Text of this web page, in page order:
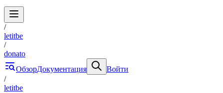
/
letitbe
/
donato
ОбзорДокументация
Войти
/
letitbe